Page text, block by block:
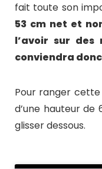
fait toute son
53 cm net et
l’avoir sur des
conviendra
Pour ranger
d’une hauteur
glisser dessous.